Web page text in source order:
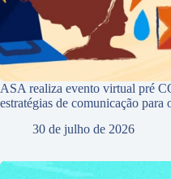
ASA realiza evento virtual pré
estratégias de comunicação para
30 de julho de 2026